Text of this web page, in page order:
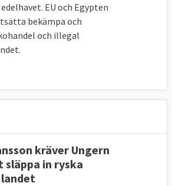
EU och Egypten
bekämpa och
och illegal
kräver Ungern
släppa in ryska